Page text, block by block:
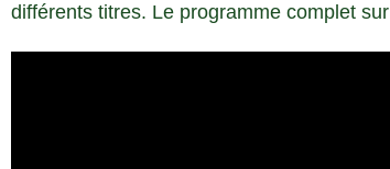
différents titres. Le programme complet sur